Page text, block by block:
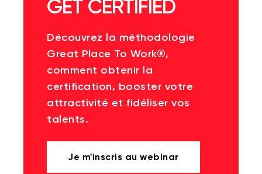
GET CERTIFIED
Découvrez la méthodologie
Great Place To Work®,
comment obtenir la
certification, booster votre
attractivité et fidéliser vos
talents.
Je m'inscris au webinar